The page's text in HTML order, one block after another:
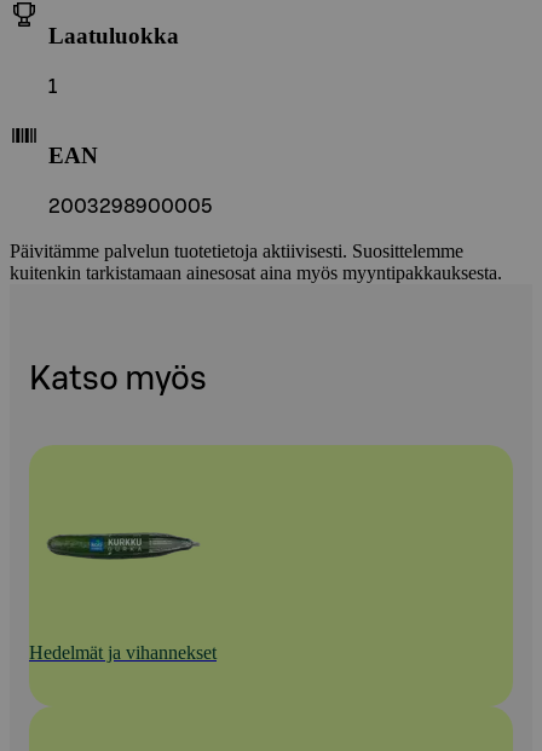
Laatuluokka
1
EAN
2003298900005
Päivitämme palvelun tuotetietoja aktiivisesti. Suosittelemme
kuitenkin tarkistamaan ainesosat aina myös myyntipakkauksesta.
Katso myös
Hedelmät ja vihannekset